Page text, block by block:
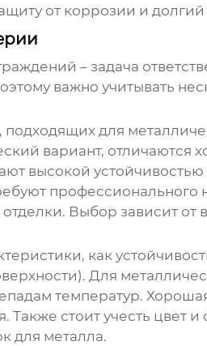
от коррозии и
– задача
важно учитывать
подходящих для
вариант,
высокой
профессионального
Выбор зависит
как
Для
температур.
стоит учесть цвет и
для металла.